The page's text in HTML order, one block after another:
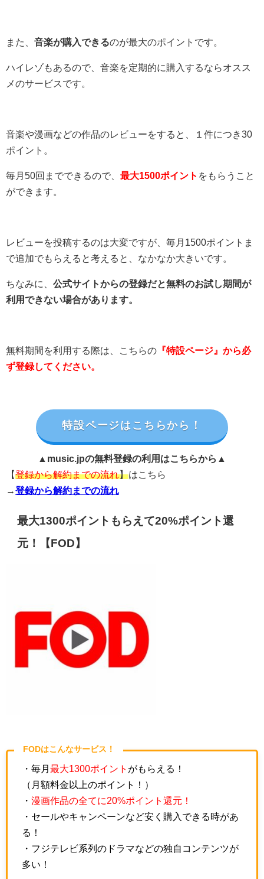
また、 音楽が購入できるのが最大のポイントです。
ハイレゾもあるので、音楽を定期的に購入するならオスス
メのサービスです。
音楽や漫画などの作品のレビューをすると、１件につき30
ポイント。
毎月50回までできるので、 最大1500ポイント をもらうこと
ができます。
レビューを投稿するのは大変ですが、毎月1500ポイントま
で追加でもらえると考えると、なかなか大きいです。
ちなみに、 公式サイトからの登録だと無料のお試し期間が
利用できない場合があります。
無料期間を利用する際は、こちらの 『特設ページ』から必
ず登録してください。
特設ページはこちらから！
▲music.jpの無料登録の利用はこちらから▲
【登録から解約までの流れ】はこちら
→登録から解約までの流れ
最大1300ポイントもらえて20%ポイント還
元！【FOD】
FODはこんなサービス！
・毎月最大1300ポイント がもらえる！
（月額料金以上のポイント！）
・ 漫画作品の全てに20%ポイント還元！
・セールやキャンペーンなど安く購入できる時があ
る！
・フジテレビ系列のドラマなどの独自コンテンツが
多い！